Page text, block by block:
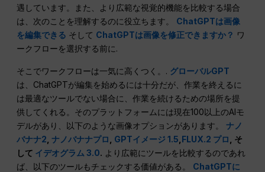
遇しています。また、より広範な視覚的機能を比較する場合
は、次のことを理解するのに役立ちます。 ChatGPTは画像
を編集できる そして ChatGPTは画像を修正できますか？ ワ
ークフローを選択する前に.
そこでワークフローは一気に高くつく。. グローバルGPT
は、ChatGPTが編集を始めるには十分だが、作業を終えるに
は最適なツールでない場合に、作業を続けるための場所を提
供してくれる。そのプラットフォームには現在100以上のAIモ
デルがあり、以下のような画像オプションがあります。ナノ
バナナ2 ,ナノバナナプロ GPTイメージ 1.5 FLUX.2 プロ
, そ
して イデオグラム 3.0. より広範にツールを比較するのであれ
ば、以下のツールもチェックする価値がある。 ChatGPTに